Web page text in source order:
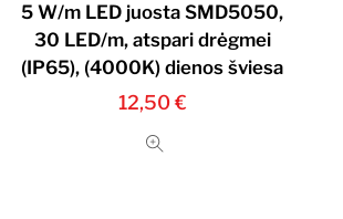
5 W/m LED juosta SMD5050,
30 LED/m, atspari drėgmei
(IP65), (4000K) dienos šviesa
12,50€